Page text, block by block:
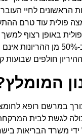
לחיי העובר
פולית עוד טרם
באופן רצוף
הפוריות, מכיוון שכ-50% מן
חולפים שבועות
במרשם רופא
לגשת לבית